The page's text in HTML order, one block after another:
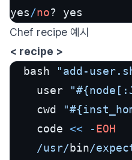
yes/no? yes
Chef recipe 예시
< recipe >
  bash
"add-
    user
    cwd
    code
<< -EOH
/usr/bin/